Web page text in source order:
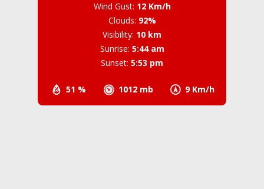
51 % 1012 mb 9 Km/h
Wind Gust: 12 Km/h
Clouds: 92%
Visibility: 10 km
Sunrise: 5:44 am
Sunset: 5:53 pm